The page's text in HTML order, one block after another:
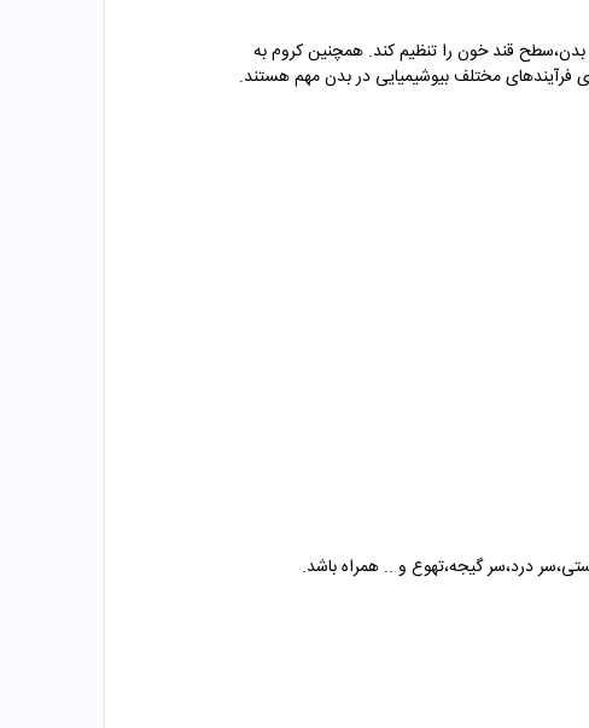
بدن،سطح قند خون را تنظیم کند. همچنین کرومبه
فرآیندهای مختلف بیوشیمیایی در بدن مهم هستند.
درد،سر گیجه،تهوع و .. همراه باشد.